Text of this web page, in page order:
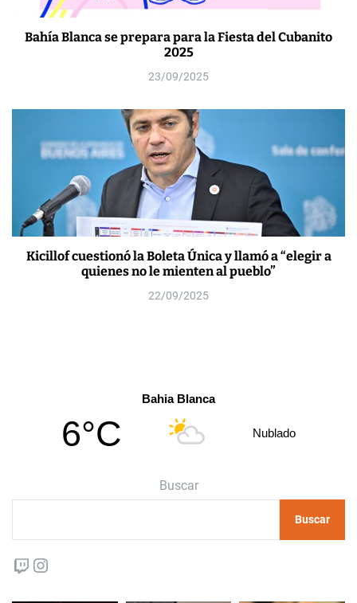
Bahía Blanca se prepara para la Fiesta del Cubanito
2025
23/09/2025
Kicillof cuestionó la Boleta Única y llamó a “elegir a
quienes no le mienten al pueblo”
22/09/2025
Bahia Blanca
6°C Nublado
Buscar
Buscar
Twitch